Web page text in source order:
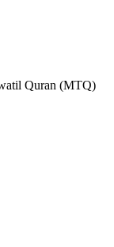
Quran (MTQ)